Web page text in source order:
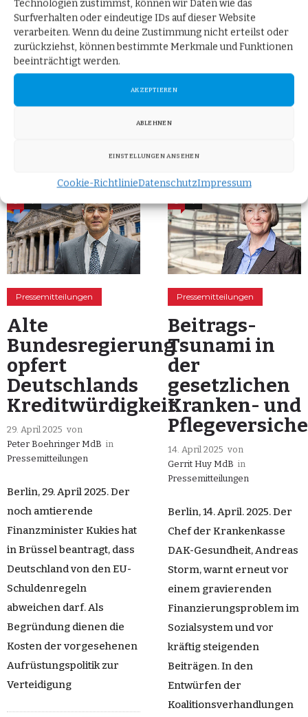
Technologien zustimmst, können wir Daten wie das
Surfverhalten oder eindeutige IDs auf dieser Website
verarbeiten. Wenn du deine Zustimmung nicht erteilst oder
zurückziehst, können bestimmte Merkmale und Funktionen
beeinträchtigt werden.
AKZEPTIEREN
ABLEHNEN
EINSTELLUNGEN ANSEHEN
Cookie-RichtlinieDatenschutzImpressum
Sprecher der AfD-
Bundestagsfraktion,
Sommerpause handeln,
sagte der
Weiterlesen
0 0
Pressemitteilungen
Alte
Bundesregierung
opfert
Deutschlands
Kreditwürdigkeit
29. April 2025 von
Peter Boehringer MdB in
Pressemitteilungen
Berlin, 29. April 2025. Der
noch amtierende
Finanzminister Kukies hat
in Brüssel beantragt, dass
Deutschland von den EU-
Schuldenregeln
abweichen darf. Als
Begründung dienen die
Kosten der vorgesehenen
Aufrüstungspolitik zur
Verteidigung
0 0
Pressemitteilungen
Beitrags-
Tsunami in
der
gesetzlichen
Kranken- und
14. April 2025 von
Gerrit Huy MdB in
Pressemitteilungen
Berlin, 14. April. 2025. Der
Chef der Krankenkasse
DAK-Gesundheit, Andreas
Storm, warnt erneut vor
einem gravierenden
Finanzierungsproblem im
Sozialsystem und vor
kräftig steigenden
Beiträgen. In den
Entwürfen der
Koalitionsverhandlungen